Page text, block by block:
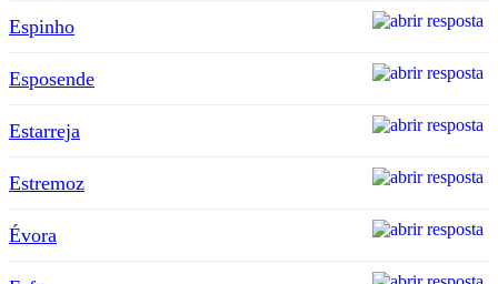
Espinho
Esposende
Estarreja
Estremoz
Évora